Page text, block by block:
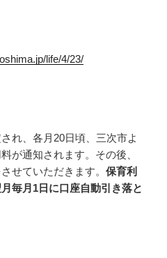
life/4/23/
れ、各月20日頃、三次市よ
が通知されます。その後、
せていただきます。 保育利
毎月1日に口座自動引き落と